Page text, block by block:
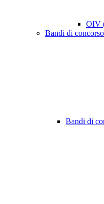
OIV
Bandi di concorso
Bandi di